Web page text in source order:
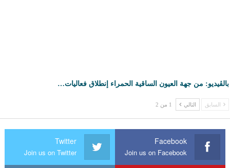
بالڤيديو: من جهة العيون الساقية الحمراء إنطلاق فعاليات…
السابق التالي 1 من 2
Facebook
Join us on Facebook
Twitter
Join us on Twitter